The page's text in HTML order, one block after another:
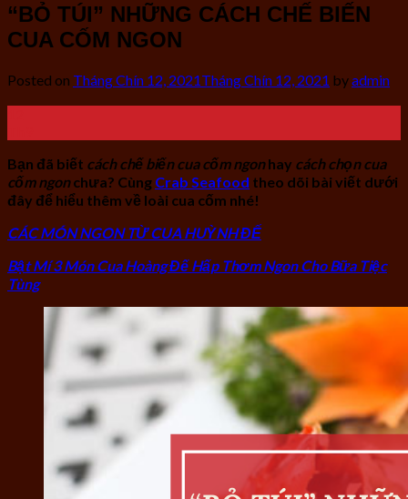
“BỎ TÚI” NHỮNG CÁCH CHẾ BIẾN
CUA CỐM NGON
Posted on Tháng Chín 12, 2021Tháng Chín 12, 2021 byadmin
Bạn đã biết cách chế biến cua cốm ngonhay cách chọn cua
cốm ngonchưa? Cùng Crab Seafood theo dõi bài viết dưới
đây để hiểu thêm về loài cua cốm nhé!
CÁC MÓN NGON TỪ CUA HUỲNH ĐẾ
Bật Mí 3 Món Cua Hoàng Đế Hấp Thơm Ngon Cho Bữa Tiệc
Tùng